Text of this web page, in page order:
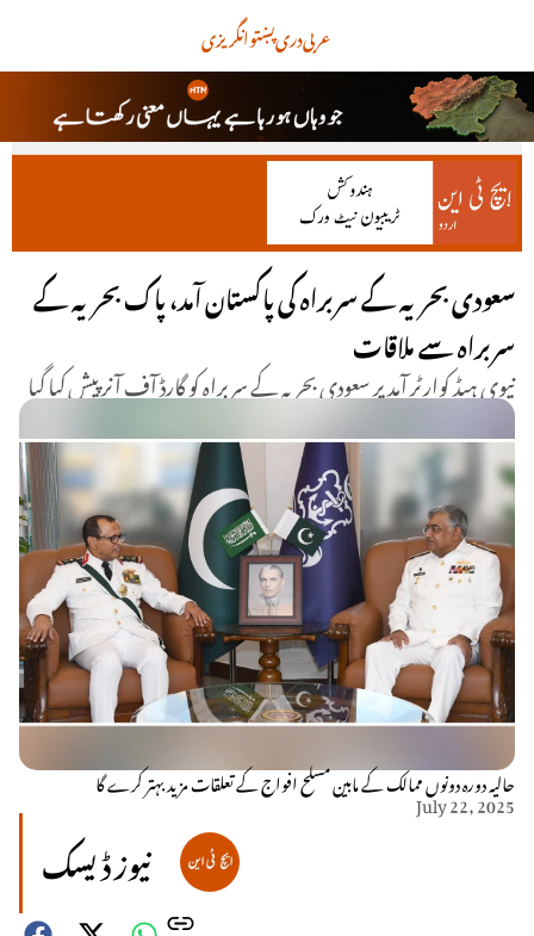
انگریزیپښتودریعربی
سعودی بحریہ کے سربراہ کی پاکستان آمد، پاک بحریہ کے
سربراہ سے ملاقات
نیوی ہیڈ کوارٹر آمد پر سعودی بحریہ کے سربراہ کو گارڈ آف آنر پیش کیا گیا
حالیہ دورہ دونوں ممالک کے مابین مسلح افواج کے تعلقات مزید بہتر کرے گا
July 22, 2025
نیوز ڈیسک